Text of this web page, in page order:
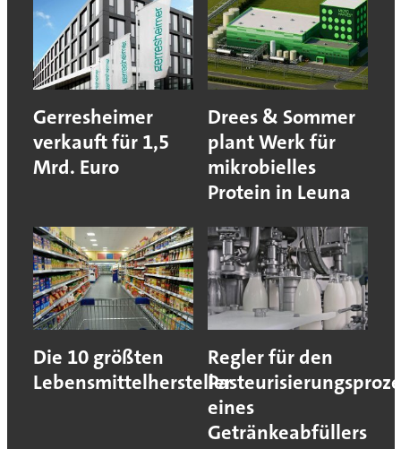
Gerresheimer
verkauft für 1,5
Mrd. Euro
Drees & Sommer
plant Werk für
mikrobielles
Protein in Leuna
Die 10 größten
Lebensmittelhersteller
Regler für den
eines
Getränkeabfüllers